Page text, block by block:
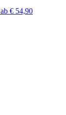
ab € 54,90